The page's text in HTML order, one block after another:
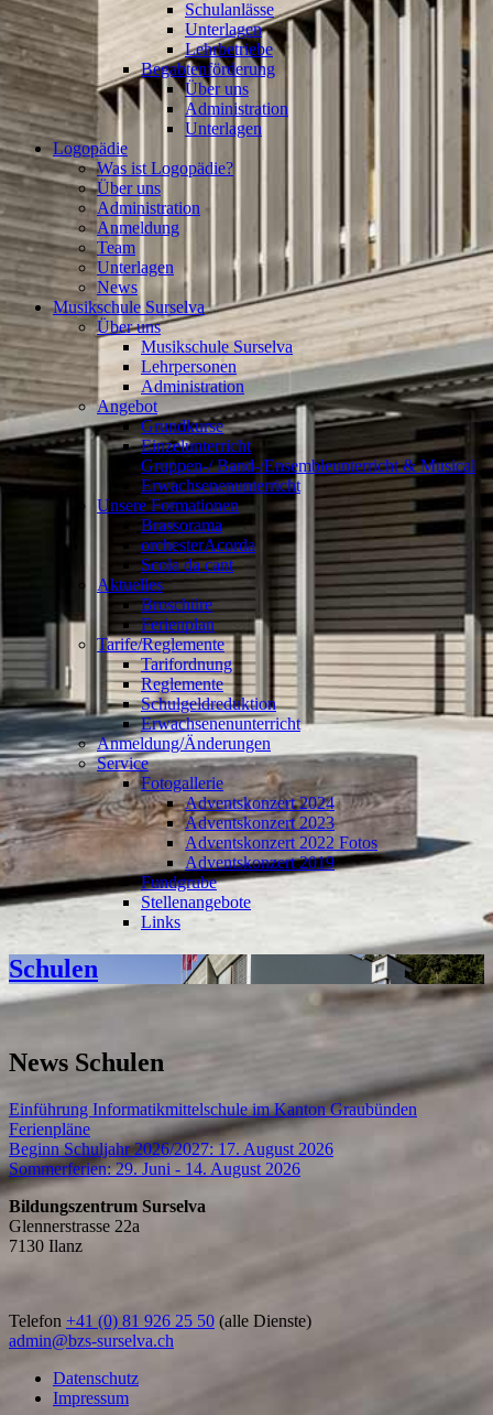
Schulanlässe
Unterlagen
Lehrbetriebe
Begabtenförderung
Über uns
Administration
Unterlagen
Logopädie
Was ist Logopädie?
Über uns
Administration
Anmeldung
Team
Unterlagen
News
Musikschule Surselva
Über uns
Musikschule Surselva
Lehrpersonen
Administration
Angebot
Grundkurse
Einzelunterricht
Gruppen-/ Band-/Ensembleunterricht & Musical
Erwachsenenunterricht
Unsere Formationen
Brassorama
orchesterAcorda
Scola da cant
Aktuelles
Broschüre
Ferienplan
Tarife/Reglemente
Tarifordnung
Reglemente
Schulgeldreduktion
Erwachsenenunterricht
Anmeldung/Änderungen
Service
Fotogallerie
Adventskonzert 2024
Adventskonzert 2023
Adventskonzert 2022 Fotos
Adventskonzert 2019
Fundgrube
Stellenangebote
Links
Schulen
News Schulen
Einführung Informatikmittelschule im Kanton Graubünden
Ferienpläne
Beginn Schuljahr 2026/2027: 17. August 2026
Sommerferien: 29. Juni - 14. August 2026
Bildungszentrum Surselva
Glennerstrasse 22a
7130 Ilanz
Telefon +41 (0) 81 926 25 50 (alle Dienste)
admin@bzs-surselva.ch
Datenschutz
Impressum